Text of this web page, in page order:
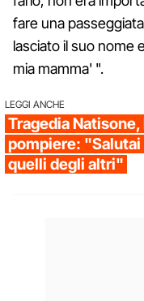
fare una
lasciato il suo nome
mia mamma' ".
LEGGI ANCHE
Tragedia
pompiere:
quelli degli altri"